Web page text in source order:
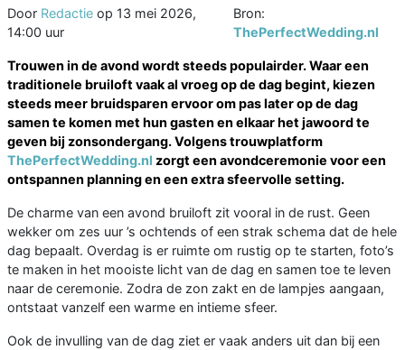
Door Redactie op 13 mei 2026,
14:00 uur
Bron:
ThePerfectWedding.nl
Trouwen in de avond wordt steeds populairder. Waar een
traditionele bruiloft vaak al vroeg op de dag begint, kiezen
steeds meer bruidsparen ervoor om pas later op de dag
samen te komen met hun gasten en elkaar het jawoord te
geven bij zonsondergang. Volgens trouwplatform
ThePerfectWedding.nl zorgt een avondceremonie voor een
ontspannen planning en een extra sfeervolle setting.
De charme van een avond bruiloft zit vooral in de rust. Geen
wekker om zes uur ’s ochtends of een strak schema dat de hele
dag bepaalt. Overdag is er ruimte om rustig op te starten, foto’s
te maken in het mooiste licht van de dag en samen toe te leven
naar de ceremonie. Zodra de zon zakt en de lampjes aangaan,
ontstaat vanzelf een warme en intieme sfeer.
Ook de invulling van de dag ziet er vaak anders uit dan bij een